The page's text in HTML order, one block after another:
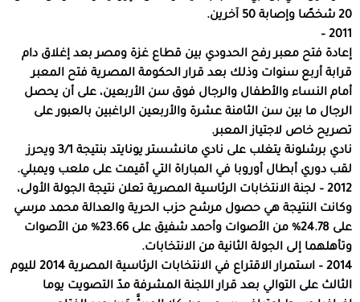
20 شخصًا وإصابة 50 آخرين.
2011 –
إعادة فتح معبر رفح الحدودي بين قطاع غزة ومصر بعد إغلاق دام
قرابة أربع سنوات وذلك بعد قرار الحكومة المصرية فتح المعبر
أمام النساء والأطفال والرجال فوق سن الأربعين، على أن يحصل
الرجال ما بين سن الثامنة عشرة والأربعين الراغبين بالعبور على
تصريح خاص لاجتياز المعبر.
نادي برشلونة يتغلب على نادي مانشستر يونايتد بنتيجة 3/1 ويحرز
لقب دوري أبطال أوروبا في المباراة التي أقيمت على ملعب ويمبلي.
2012 – لجنة الانتخابات الرئاسية المصرية تعلن نتيجة الجولة الأولى،
وكانت النتيجة هي حصول مرشح حزب الحرية والعدالة محمد مرسي
على 24.78% من الأصوات وأحمد شفيق على 23.66% من الأصوات
وتأهلهما إلى الجولة الثانية من الانتخابات.
2014 – استمرار الاقتراع في الانتخابات الرئاسية المصرية 2014 لليوم
الثالث على التوالي بعد قرار اللجنة المشرفة مدّ التصويت يوما